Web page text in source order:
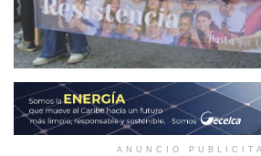
ANUNCIO